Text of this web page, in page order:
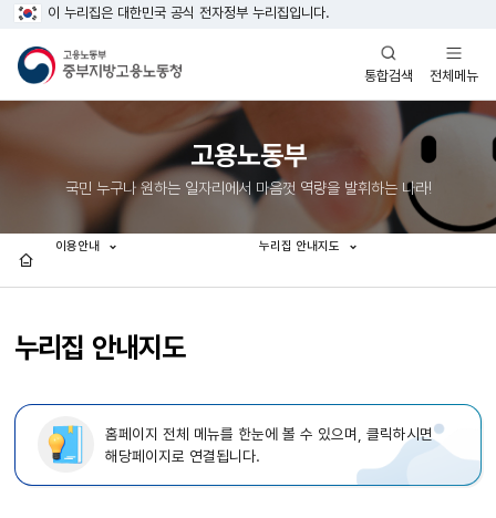
이 누리집은 대한민국 공식 전자정부 누리집입니다.
통합검색
열기
전체메뉴
열기
고용노동부
국민 누구나 원하는 일자리에서 마음껏 역량을 발휘하는 나라!
누리집 안내지도
이용안내 누리집 안내지도
홈페이지 전체 메뉴를 한눈에 볼 수 있으며, 클릭하시면
해당페이지로 연결됩니다.